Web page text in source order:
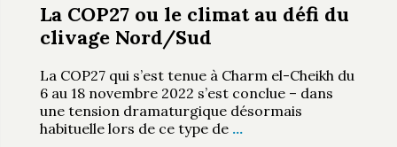
La COP27 ou le climat au défi du
clivage Nord/Sud
La COP27 qui s’est tenue à Charm el-Cheikh du
6 au 18 novembre 2022 s’est conclue – dans
une tension dramaturgique désormais
habituelle lors de ce type de …